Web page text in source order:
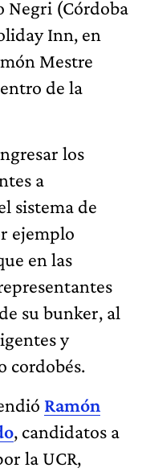
Negri (Córdoba
Inn, en
Mestre
de la
los
a
sistema de
ejemplo
en las
su bunker, al
y
cordobés.
Ramón
, candidatos a
la UCR,